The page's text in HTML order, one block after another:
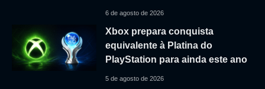
6 de agosto de 2026
Xbox prepara conquista
equivalente à Platina do
PlayStation para ainda este ano
5 de agosto de 2026